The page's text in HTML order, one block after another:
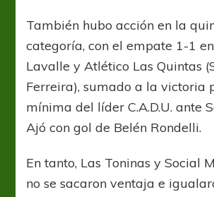
También hubo acción en la
categoría, con el empate 1-1
Lavalle y Atlético Las Quintas
Ferreira), sumado a la victoria
mínima del líder C.A.D.U. ante
Ajó con gol de Belén Rondelli.
En tanto, Las Toninas y Social
no se sacaron ventaja e